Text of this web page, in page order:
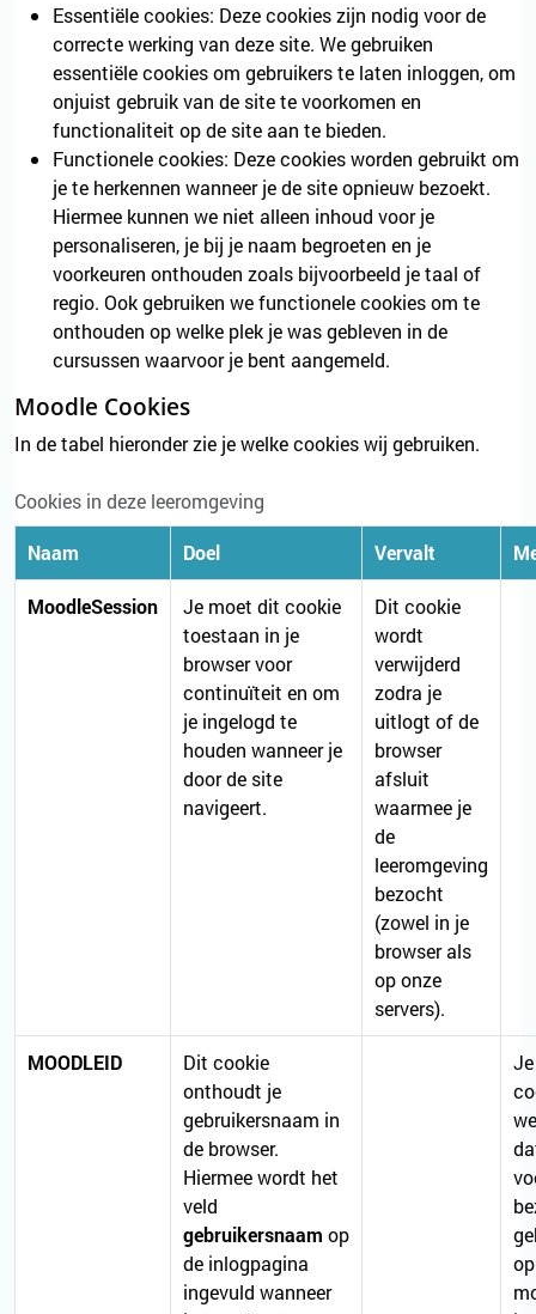
Essentiële cookies: Deze cookies zijn nodig voor de
correcte werking van deze site. We gebruiken
essentiële cookies om gebruikers te laten inloggen, om
onjuist gebruik van de site te voorkomen en
functionaliteit op de site aan te bieden.
Functionele cookies: Deze cookies worden gebruikt om
je te herkennen wanneer je de site opnieuw bezoekt.
Hiermee kunnen we niet alleen inhoud voor je
personaliseren, je bij je naam begroeten en je
voorkeuren onthouden zoals bijvoorbeeld je taal of
regio. Ook gebruiken we functionele cookies om te
onthouden op welke plek je was gebleven in de
cursussen waarvoor je bent aangemeld.
Moodle Cookies
In de tabel hieronder zie je welke cookies wij gebruiken.
Cookies in deze leeromgeving
Naam Doel Vervalt
MoodleSession
Je moet dit cookie
toestaan in je
browser voor
continuïteit en om
je ingelogd te
houden wanneer je
door de site
navigeert.
Dit cookie
wordt
verwijderd
zodra je
uitlogt of de
browser
afsluit
waarmee je
de
leeromgeving
bezocht
(zowel in je
browser als
op onze
servers).
MOODLEID
Dit cookie
onthoudt je
gebruikersnaam in
de browser.
Hiermee wordt het
veld
gebruikersnaam op
de inlogpagina
ingevuld wanneer